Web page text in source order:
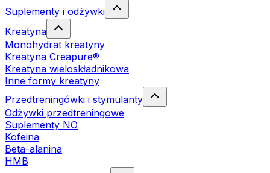
Suplementy i odżywki
Kreatyna
Monohydrat kreatyny
Kreatyna Creapure®
Kreatyna wieloskładnikowa
Inne formy kreatyny
Przedtreningówki i stymulanty
Odżywki przedtreningowe
Suplementy NO
Kofeina
Beta-alanina
HMB